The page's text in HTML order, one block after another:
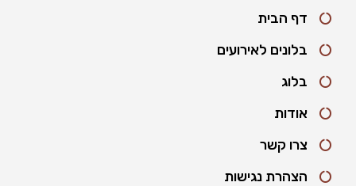
דף הבית
בלונים לאירועים
בלוג
אודות
צרו קשר
הצהרת נגישות